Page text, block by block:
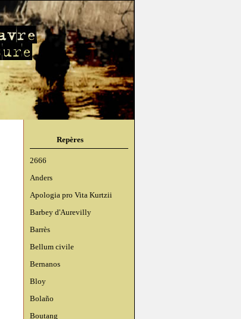
Repères
2666
Anders
Apologia pro Vita Kurtzii
Barbey d'Aurevilly
Barrès
Bellum civile
Bernanos
Bloy
Bolaño
Boutang